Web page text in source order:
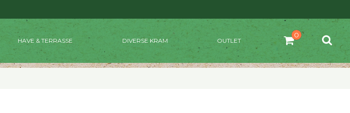
HAVE & TERRASSE DIVERSE KRAM OUTLET